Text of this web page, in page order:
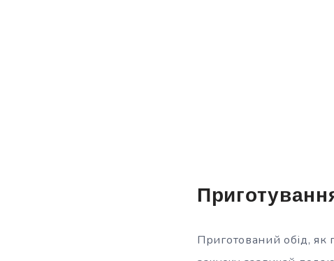
Приготований обід, як